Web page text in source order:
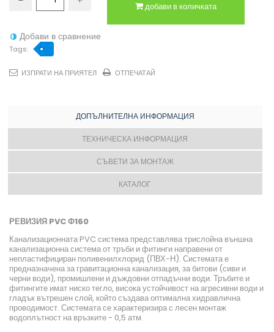
добави в количката
Добави в сравнение
Tags:
ИЗПРАТИ НА ПРИЯТЕЛ ОТПЕЧАТАЙ
ДОПЪЛНИТЕЛНА ИНФОРМАЦИЯ
ТЕХНИЧЕСКА ИНФОРМАЦИЯ
СЪВЕТИ ЗА МОНТАЖ
КАТАЛОГ
РЕВИЗИЯ PVC Ф160
Канализационната PVC система представлява трислойна външна
канализационна система от тръби и фитинги направени от
непластифициран поливенилхлорид (ПВХ-Н). Системата е
предназначена за гравитационна канализация, за битови (сиви и
черни води), промишлени и дъждовни отпадъчни води. Тръбите и
фитингите имат ниско тегло, висока устойчивост на агресивни води и
гладък вътрешен слой, който създава оптимална хидравлична
проводимост. Системата се характеризира с лесен монтаж
водоплътност на връзките - 0,5 атм.